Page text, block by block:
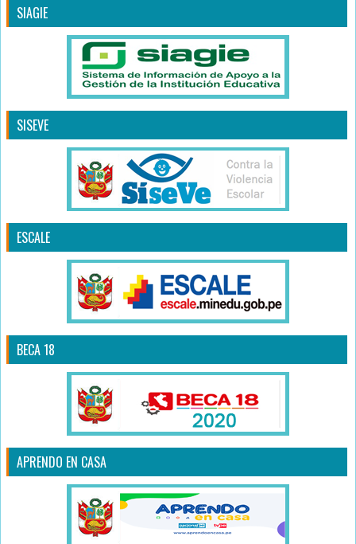
SIAGIE
SISEVE
ESCALE
BECA 18
APRENDO EN CASA